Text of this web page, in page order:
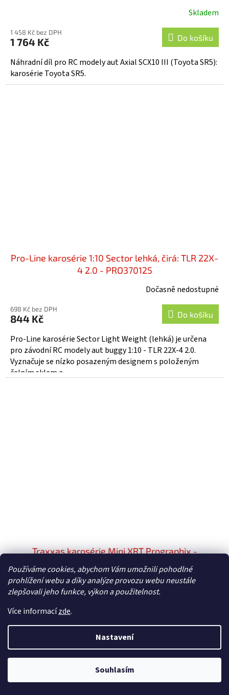
Používáme cookies, abychom Vám umožnili pohodlné
prohlížení webu a díky analýze provozu webu neustále
zlepšovali jeho funkce, výkon a použitelnost.
Více informacízde.
Nastavení
Souhlasím
Skladem
1 458 Kč bez DPH
1 764 Kč Do košíku
Náhradní díl pro RC modely aut Axial SCX10 III (Toyota SR5):
karosérie Toyota SR5.
Pro-Line karosérie 1:10 Sector lehká, čirá: TLR 22X-
4 2.0 - PRO370125
Dočasně nedostupné
698 Kč bez DPH
844 Kč Do košíku
Pro-Line karosérie Sector Light Weight (lehká) je určena
pro závodní RC modely aut buggy 1:10 - TLR 22X-4 2.0.
Vyznačuje se nízko posazeným designem s položeným
čelním sklem a...
Traxxas karosérie Mini XRT Prographix -
TRA10715X
Skladem
1 185 Kč
Traxxas karosérie Mini XRT Prographix s předtištěnou
grafikou pro snadné barvení. Včetně západek pro